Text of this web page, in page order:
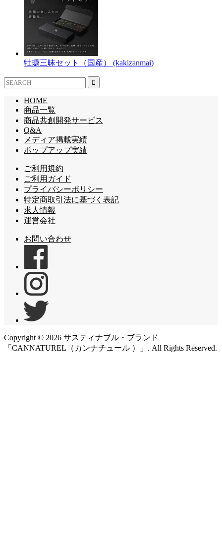
牡蠣三昧セット（国産） (kakizanmai)
HOME
商品一覧
商品共創開発サービス
Q&A
メディア掲載実績
ポップアップ実績
ご利用規約
ご利用ガイド
プライバシーポリシー
特定商取引法に基づく表記
求人情報
運営会社
お問い合わせ
Copyright © 2026 サスティナブル・ブランド
「CANNATUREL（カンナチュール ）」. All Rights Reserved.